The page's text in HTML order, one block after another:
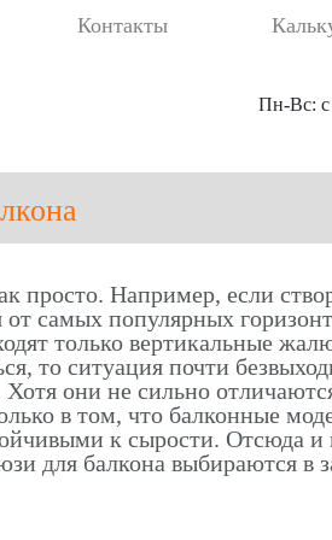
Контакты
Пн-Вс: с
просто. Например, если
от самых популярных
только вертикальные
то ситуация почти
они не сильно
в том, что балконные
к сырости. Отсюда и
для балкона выбираются в